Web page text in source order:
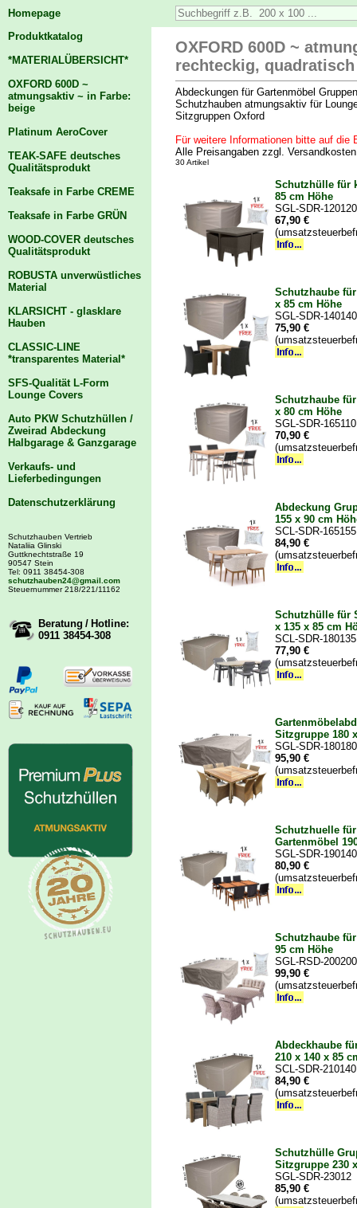
Homepage
Produktkatalog
*MATERIALÜBERSICHT*
OXFORD 600D ~
atmungsaktiv ~ in Farbe:
beige
Platinum AeroCover
TEAK-SAFE deutsches
Qualitätsprodukt
Teaksafe in Farbe CREME
Teaksafe in Farbe GRÜN
WOOD-COVER deutsches
Qualitätsprodukt
ROBUSTA unverwüstliches
Material
KLARSICHT - glasklare
Hauben
CLASSIC-LINE
*transparentes Material*
SFS-Qualität L-Form
Lounge Covers
Auto PKW Schutzhüllen /
Zweirad Abdeckung
Halbgarage & Ganzgarage
Verkaufs- und
Lieferbedingungen
Datenschutzerklärung
Schutzhauben Vertrieb
Nataliia Glinski
Guttknechtstraße 19
90547 Stein
Tel: 0911 38454-308
schutzhauben24@gmail.com
Steuernummer 218/221/11162
Beratung / Hotline:
0911 38454-308
OXFORD 600D ~
rechteckig,
Abdeckungen für Gartenmöbel
Schutzhauben atmungsaktiv für
Sitzgruppen Oxford
Für weitere Informationen bitte auf die
Alle Preisangaben zzgl.
30 Artikel
Schutzhülle für
85 cm Höhe
SGL-SDR-120120
67,90 €
Schutzhaube
x 85 cm Höhe
SGL-SDR-140140
75,90 €
Schutzhaube
x 80 cm Höhe
SGL-SDR-165110
70,90 €
Abdeckung
155 x 90 cm
SCL-SDR-165155
84,90 €
Schutzhülle für
x 135 x 85 cm
SCL-SDR-180135
77,90 €
Sitzgruppe 180
SGL-SDR-180180
95,90 €
Schutzhuelle
Gartenmöbel
SGL-SDR-190140
80,90 €
Schutzhaube
95 cm Höhe
SGL-RSD-
99,90 €
Abdeckhaube
210 x 140 x 85
SCL-SDR-210140
84,90 €
Schutzhülle
Sitzgruppe 230
SGL-SDR-23012
85,90 €